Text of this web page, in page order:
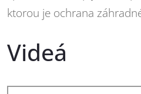
ktorou je ochrana
Videá